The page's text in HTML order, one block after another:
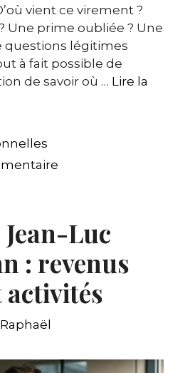
vient ce virement ?
Une prime oubliée ? Une
questions légitimes
à fait possible de
de savoir où … Lire la
Luc
: revenus
activités
Raphaël